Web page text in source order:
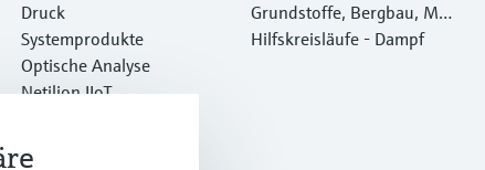
Druck
Systemprodukte
Optische Analyse
Netilion IIoT
Grundstoffe, Bergbau, Met
alle
Hilfskreisläufe - Dampf